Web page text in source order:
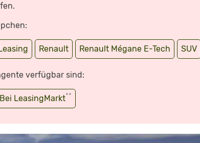
Renault Renault Mégane E-Tech SUV
verfügbar sind:
Bei LeasingMarkt**